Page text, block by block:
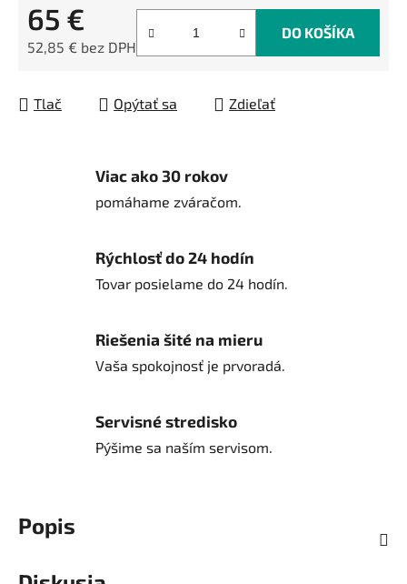
65 €
52,85 € bez DPH
DO KOŠÍKA
Tlač Opýtať sa Zdieľať
Viac ako 30 rokov
pomáhame zváračom.
Rýchlosť do 24 hodín
Tovar posielame do 24 hodín.
Riešenia šité na mieru
Vaša spokojnosť je prvoradá.
Servisné stredisko
Pýšime sa naším servisom.
Popis